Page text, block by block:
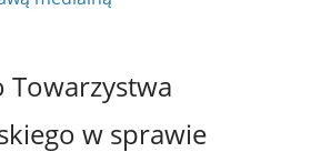
Towarzystwa
w sprawie